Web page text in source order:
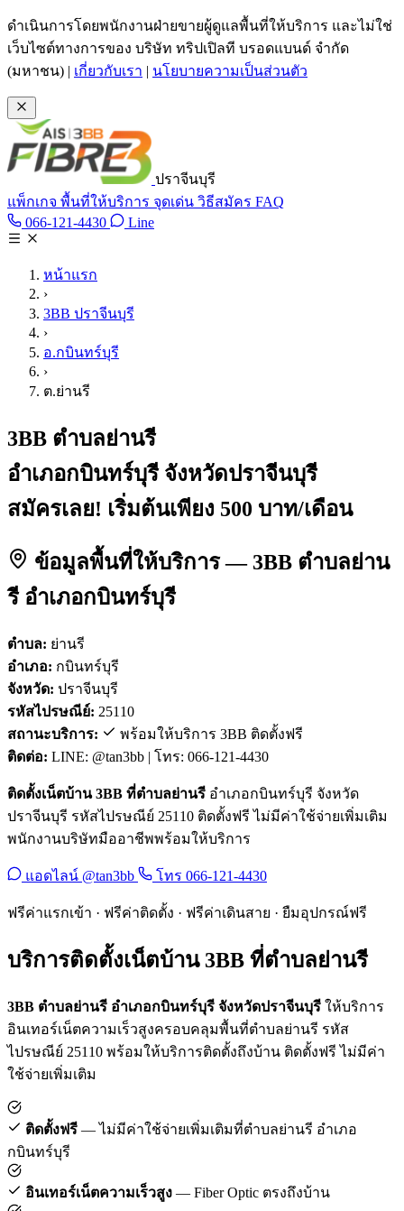
ข้ามไปเนื้อหาหลัก
ดำเนินการโดยพนักงานฝ่ายขายผู้ดูแลพื้นที่ให้บริการ และไม่ใช่
เว็บไซต์ทางการของ บริษัท ทริปเปิลที บรอดแบนด์ จำกัด
(มหาชน) | เกี่ยวกับเรา | นโยบายความเป็นส่วนตัว
ปราจีนบุรี
แพ็กเกจ พื้นที่ให้บริการ จุดเด่น วิธีสมัคร FAQ
066-121-4430 โทร 066-121-4430
LineLine @tan3bb
หน้าแรก
›
3BB ปราจีนบุรี
›
อ.กบินทร์บุรี
›
ต.ย่านรี
3BB ตำบลย่านรี
อำเภอกบินทร์บุรี จังหวัดปราจีนบุรี
สมัครเลย! เริ่มต้นเพียง 500 บาท/เดือน
ข้อมูลพื้นที่ให้บริการ — 3BB ตำบลย่าน
รี อำเภอกบินทร์บุรี
ตำบล: ย่านรี
อำเภอ: กบินทร์บุรี
จังหวัด: ปราจีนบุรี
รหัสไปรษณีย์: 25110
สถานะบริการ:
พร้อมให้บริการ 3BB ติดตั้งฟรี
ติดต่อ: LINE: @tan3bb | โทร: 066-121-4430
ติดตั้งเน็ตบ้าน 3BB ที่ตำบลย่านรี อำเภอกบินทร์บุรี จังหวัด
ปราจีนบุรี รหัสไปรษณีย์ 25110 ติดตั้งฟรี ไม่มีค่าใช้จ่ายเพิ่มเติม
พนักงานบริษัทมืออาชีพพร้อมให้บริการ
แอดไลน์ @tan3bb โทร 066-121-4430
ฟรีค่าแรกเข้า · ฟรีค่าติดตั้ง · ฟรีค่าเดินสาย · ยืมอุปกรณ์ฟรี
บริการติดตั้งเน็ตบ้าน 3BB ที่ตำบลย่านรี
3BB ตำบลย่านรี อำเภอกบินทร์บุรี จังหวัดปราจีนบุรี ให้บริการ
อินเทอร์เน็ตความเร็วสูงครอบคลุมพื้นที่ตำบลย่านรี รหัส
ไปรษณีย์ 25110 พร้อมให้บริการติดตั้งถึงบ้าน ติดตั้งฟรี ไม่มีค่า
ใช้จ่ายเพิ่มเติม
ติดตั้งฟรี — ไม่มีค่าใช้จ่ายเพิ่มเติมที่ตำบลย่านรี อำเภอ
กบินทร์บุรี
อินเทอร์เน็ตความเร็วสูง — Fiber Optic ตรงถึงบ้าน